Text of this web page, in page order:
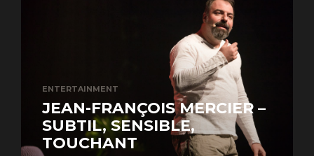
ENTERTAINMENT
JEAN-FRANÇOIS MERCIER –
SUBTIL, SENSIBLE,
TOUCHANT